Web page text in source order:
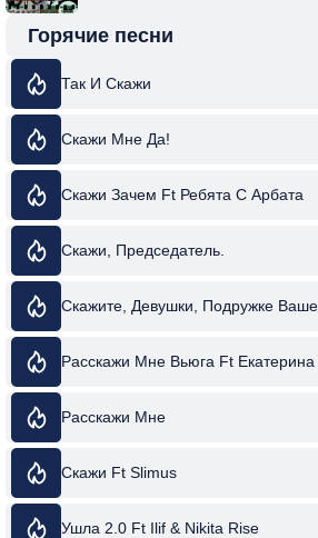
Горячие песни
Так И Скажи
Скажи Мне Да!
Скажи Зачем Ft Ребята С Арбата
Скажи, Председатель.
Скажите, Девушки, Подружке
Расскажи Мне Вьюга Ft Екатерина
Расскажи Мне
Скажи Ft Slimus
Ушла 2.0 Ft Ilif & Nikita Rise